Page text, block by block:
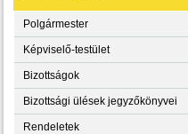
Polgármester
Képviselő-testület
Bizottságok
Bizottsági ülések jegyzőkönyvei
Rendeletek